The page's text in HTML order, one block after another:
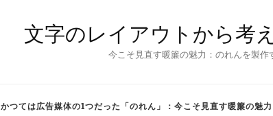
文字のレイアウトから考
今こそ見直す暖簾の魅力：のれんを製
かつては広告媒体の1つだった「のれん」：今こそ見直す暖簾の魅力